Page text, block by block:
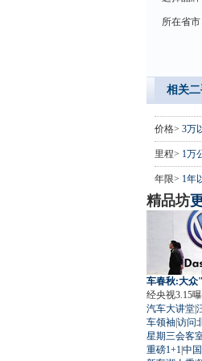
所在省市
相关
价格> 3万
里程> 1万
年限> 1年
精品坊
车春秋:大
经央视3.15
汽车大讲堂|
车领袖|访问
星期三会客
重磅1+1 |中